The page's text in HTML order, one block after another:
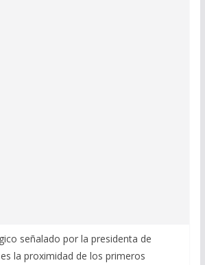
señalado por la presidenta de
la proximidad de los primeros